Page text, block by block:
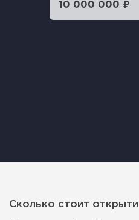
10 000 000 ₽
Сколько стоит